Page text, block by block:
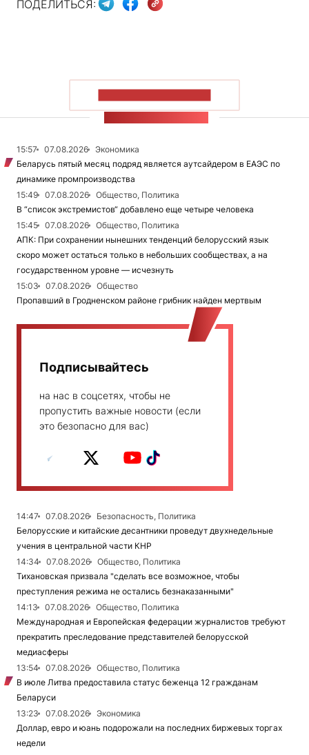
ПОДЕЛИТЬСЯ:
15:57 07.08.2026
Экономика
Беларусь пятый месяц подряд является аутсайдером в ЕАЭС по
динамике промпроизводства
15:49
07.08.2026
Общество, Политика
В “список экстремистов“ добавлено еще четыре человека
15:45
07.08.2026
Общество, Политика
АПК: При сохранении нынешних тенденций белорусский язык
скоро может остаться только в небольших сообществах, а на
государственном уровне — исчезнуть
15:03
07.08.2026
Общество
Пропавший в Гродненском районе грибник найден мертвым
Подписывайтесь
на нас в соцсетях, чтобы не
пропустить важные новости (если
это безопасно для вас)
14:47 07.08.2026
Безопасность, Политика
Белорусские и китайские десантники проведут двухнедельные
учения в центральной части КНР
14:34
07.08.2026
Общество, Политика
Тихановская призвала "сделать все возможное, чтобы
преступления режима не остались безнаказанными"
14:13
07.08.2026
Общество, Политика
Международная и Европейская федерации журналистов требуют
прекратить преследование представителей белорусской
медиасферы
13:54
07.08.2026
Общество, Политика
В июле Литва предоставила статус беженца 12 гражданам
Беларуси
13:23
07.08.2026
Экономика
Доллар, евро и юань подорожали на последних биржевых торгах
недели